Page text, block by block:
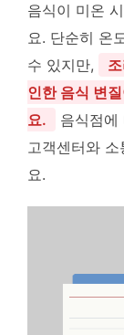
음식이 미온
요. 단순히 온
수 있지만,
인한 음식 변
요.
음식점에
고객센터와
요.